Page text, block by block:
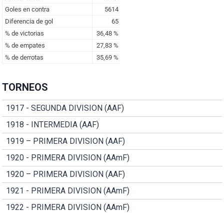
TORNEOS
1917 - SEGUNDA DIVISION (AAF)
1918 - INTERMEDIA (AAF)
1919 – PRIMERA DIVISION (AAF)
1920 - PRIMERA DIVISION (AAmF)
1920 – PRIMERA DIVISION (AAF)
1921 - PRIMERA DIVISION (AAmF)
1922 - PRIMERA DIVISION (AAmF)